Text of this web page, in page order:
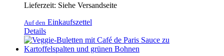
Lieferzeit: Siehe Versandseite
Auf den Einkaufszettel
Details